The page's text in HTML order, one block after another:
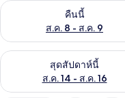
คืนนี้
ส.ค. 8 - ส.ค. 9
ตรวจสอบจำนวนห้องพักว่
สุดสัปดาห์นี้
ส.ค. 14 - ส.ค. 16
ตรวจสอบจำนวนห้องพักว่า